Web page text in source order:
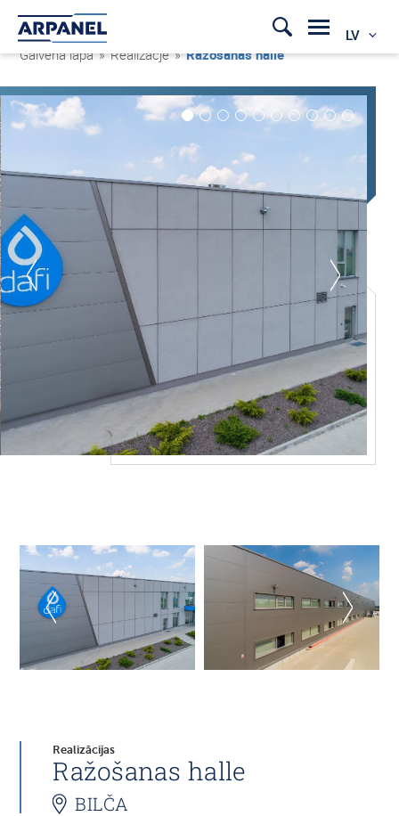
LV
Galvenā lapa » Realizacje »Ražošanas halle
Realizācijas
Ražošanas halle
BILČA